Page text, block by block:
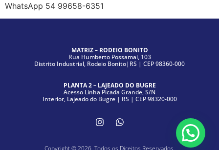
WhatsApp 54 99658-6351
MATRIZ – RODEIO BONITO
Rua Humberto Possamai, 103
Distrito Industrial, Rodeio Bonito|RS | CEP 98360-000
PLANTA 2 – LAJEADO DO BUGRE
Acesso Linha Picada Grande, S/N
Interior, Lajeado do Bugre | RS | CEP 98320-000